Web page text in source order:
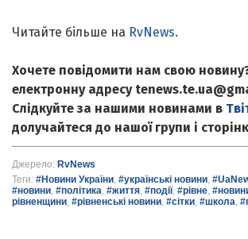
Читайте більше на RvNews.
Хочете повідомити нам свою
електронну адресу
Слідкуйте за нашими новинами в
долучайтеся до нашої групи і
Джерело: RvNews
Теги: #Новини України, #українські новини,
#новини, #політика, #життя, #події, #рівне,
рівненщини, #рівненські новини, #сітки, #школа,